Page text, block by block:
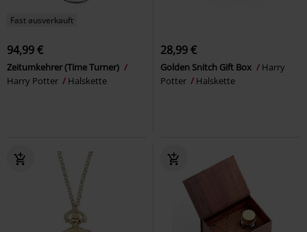
Fast ausverkauft
94,99 €
Zeitumkehrer (Time Turner)
Harry Potter
Halskette
28,99 €
Golden Snitch Gift Box
Harry
Potter
Halskette